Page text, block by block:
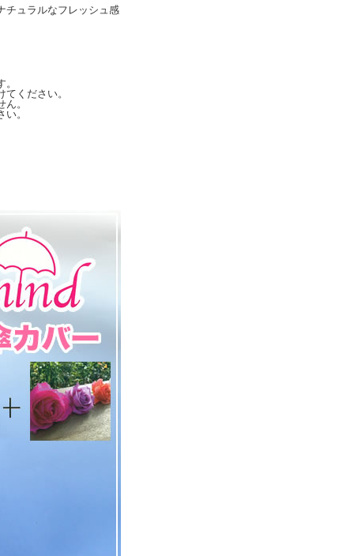
チュラルなフレッシュ感
ください。
。
。